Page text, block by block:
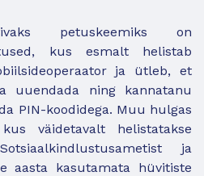
petuskeemiks on
kus esmalt helistab
ja ütleb, et
uuendada ning kannatanu
PIN-koodidega. Muu hulgas
väidetavalt helistatakse
ja
aasta kasutamata hüvitiste